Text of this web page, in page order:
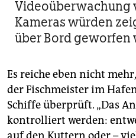
Videoüberwachung
Kameras würden
über Bord geworfen
Es reiche eben nicht
der Fischmeister im
Schiffe überprüft. „Das
kontrolliert werden: